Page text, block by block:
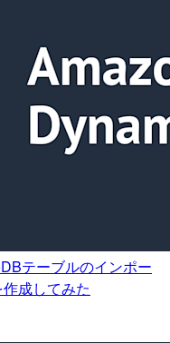
テーブルのインポー
成してみた